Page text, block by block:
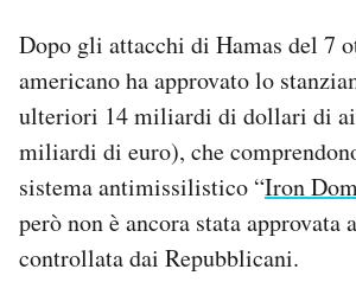
Dopo gli attacchi di Hamas del 7
americano ha approvato lo
ulteriori 14 miliardi di dollari di
miliardi di euro), che
sistema antimissilistico “Iron
però non è ancora stata approvata
controllata dai Repubblicani.